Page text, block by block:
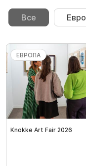
Все
ЕВРОПА
Knokke Art Fair 2026